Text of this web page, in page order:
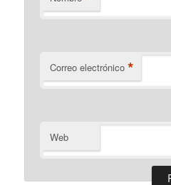
Correo electrónico *
Web